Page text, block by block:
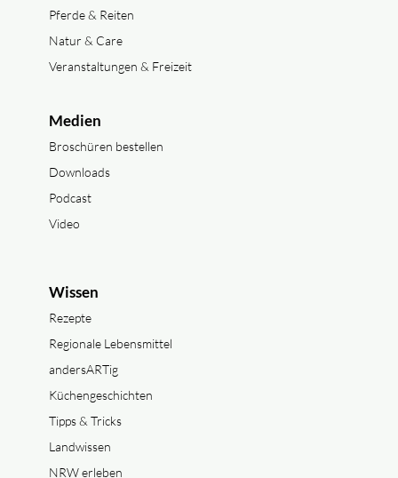
Pferde & Reiten
Natur & Care
Veranstaltungen & Freizeit
Medien
Broschüren bestellen
Downloads
Podcast
Video
Wissen
Rezepte
Regionale Lebensmittel
andersARTig
Küchengeschichten
Tipps & Tricks
Landwissen
NRW erleben